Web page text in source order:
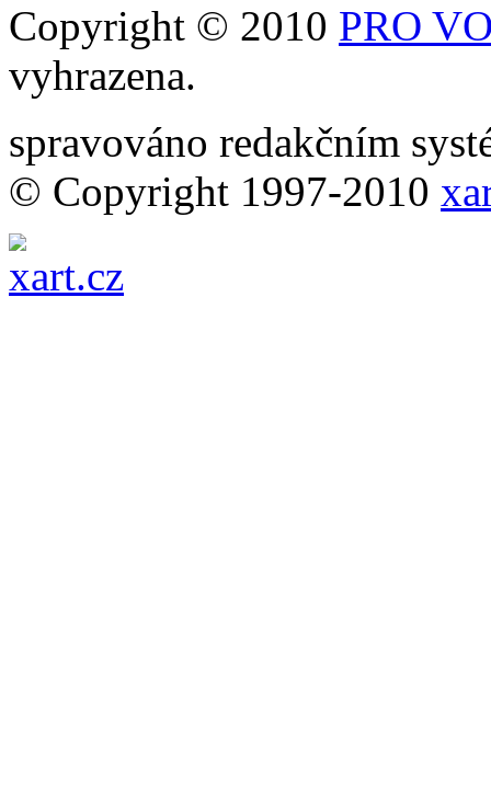
Copyright © 2010 PRO
vyhrazena.
spravováno redakčním
© Copyright 1997-2010